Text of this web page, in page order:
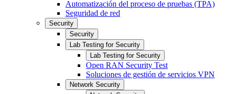
Automatización del proceso de pruebas (TPA)
Seguridad de red
Security
Security
Lab Testing for Security
Lab Testing for Security
Open RAN Security Test
Soluciones de gestión de servicios VPN
Network Security